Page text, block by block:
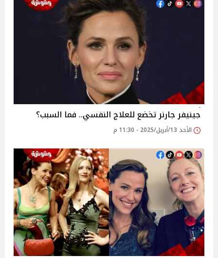
جينيفر جارنر تخضع للعلاج النفسي.. فما السبب؟
الأحد 13/أبريل/2025 - 11:30 م